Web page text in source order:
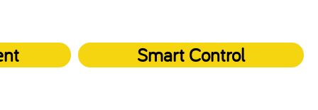
Smart Control